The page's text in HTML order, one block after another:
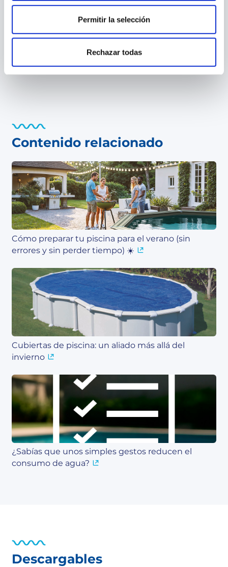
Permitir la selección
Rechazar todas
Tiempo de instalación de piscinas: entre 2-3
personas una duración de 2 horas
Piscina sobresuelo
Solera de hormigón opcional
Contenido relacionado
Cómo preparar tu piscina para el verano (sin
errores y sin perder tiempo) ☀️
Cubiertas de piscina: un aliado más allá del
invierno
¿Sabías que unos simples gestos reducen el
consumo de agua?
Descargables